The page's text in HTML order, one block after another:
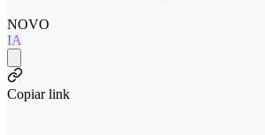
NOVO
IA
Copiar link